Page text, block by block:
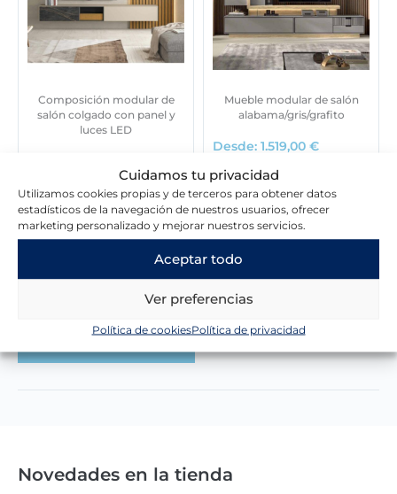
Cuidamos tu privacidad
Utilizamos cookies propias y de terceros para obtener datos
estadísticos de la navegación de nuestros usuarios, ofrecer
marketing personalizado y mejorar nuestros servicios.
Aceptar todo
Ver preferencias
Política de cookiesPolítica de privacidad
Composición modular de
salón colgado con panel y
luces LED
Mueble modular de salón
alabama/gris/grafito
Desde: 1.519,00 €
Lo que dicen nuestros clientes
Novedades en la tienda